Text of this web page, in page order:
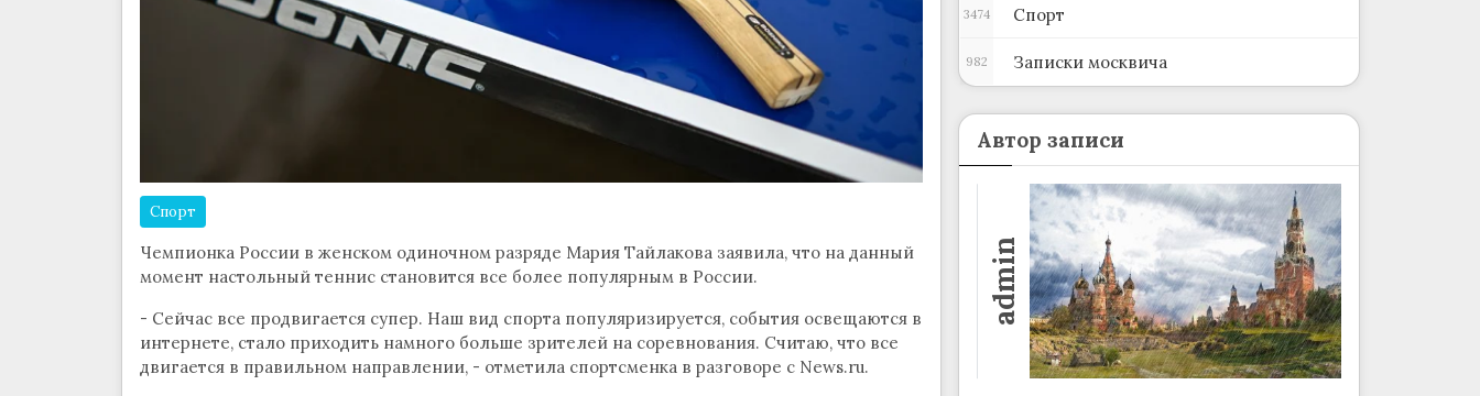
Спорт
Чемпионка России в женском одиночном разряде Мария Тайлакова заявила, что на данный
момент настольный теннис становится все более популярным в России.
- Сейчас все продвигается супер. Наш вид спорта популяризируется, события освещаются в
интернете, стало приходить намного больше зрителей на соревнования. Считаю, что все
двигается в правильном направлении, - отметила спортсменка в разговоре с News.ru.
Спорт
3474
Записки москвича
982
Автор записи
admin